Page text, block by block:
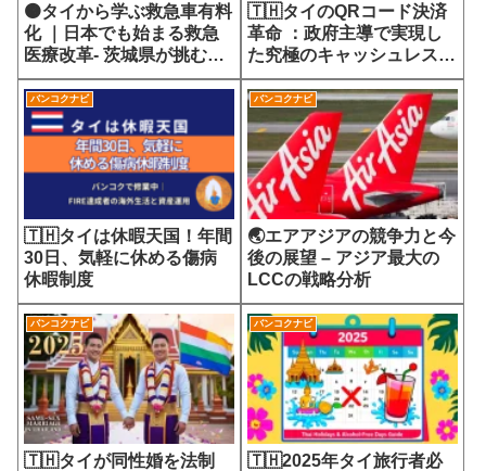
🟠タイから学ぶ救急車有料
化 ｜日本でも始まる救急
医療改革- 茨城県が挑む
7700円の選定療養費が示
す医療サービスの未来
🇹🇭タイのQRコード決済
革命 ：政府主導で実現し
た究極のキャッシュレス社
会
バンコクナビ
🇹🇭タイは休暇天国！年間
30日、気軽に休める傷病
休暇制度
バンコクナビ
🌏エアアジアの競争力と今
後の展望 – アジア最大の
LCCの戦略分析
バンコクナビ
🇹🇭タイが同性婚を法制
バンコクナビ
🇹🇭2025年タイ旅行者必